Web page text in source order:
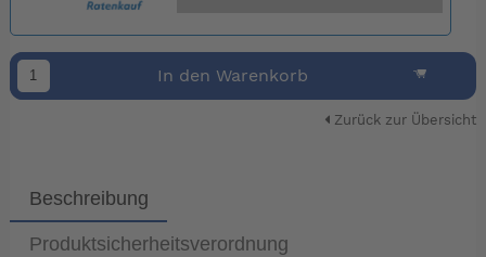
In den Warenkorb
Zurück zur Übersicht
Beschreibung
Produktsicherheitsverordnung